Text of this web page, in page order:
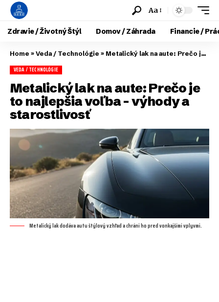
Aa
Zdravie / Životný Štýl Domov / Záhrada Financie /
Home »Veda / Technológie » Metalický lak na aute: Prečo je to najlepšia voľba – výhody a starostlivosť
VEDA / TECHNOLÓGIE
Metalický lak na aute: Prečo je
to najlepšia voľba – výhody a
starostlivosť
Metalický lak dodáva autu štýlový vzhľad a chráni ho pred vonkajšími vplyvmi.